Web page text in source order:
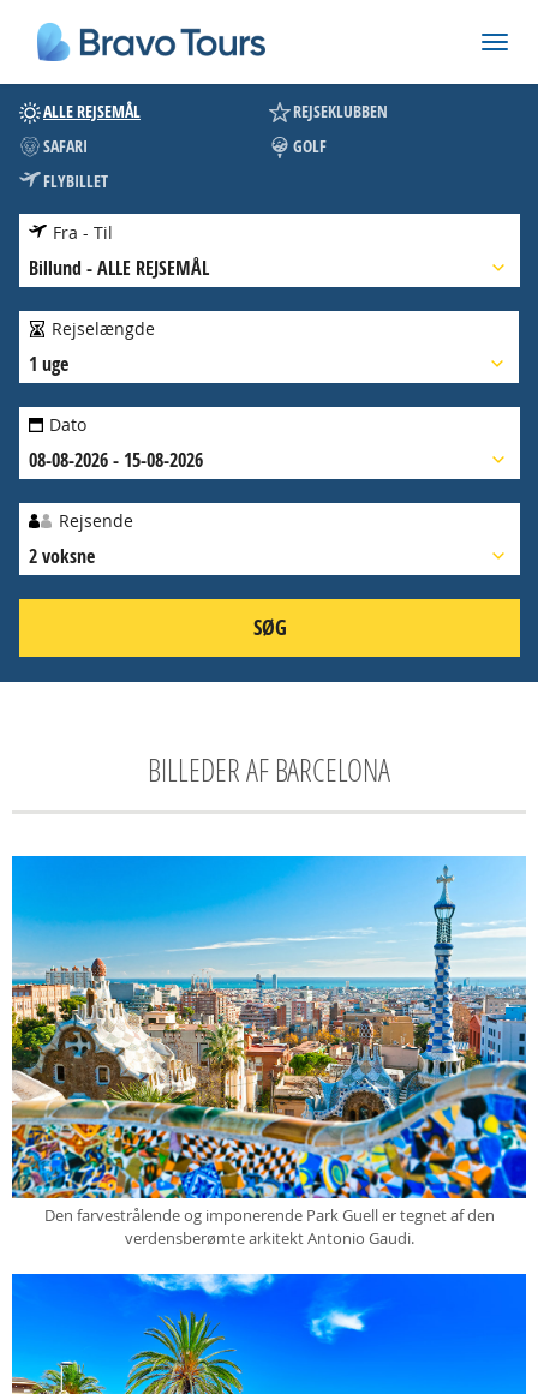
ALLE REJSEMÅL
REJSEKLUBBEN
SAFARI
GOLF
FLYBILLET
Fra - Til
Billund -ALLE REJSEMÅL
Rejselængde
1 uge
Dato
08-08-2026 - 15-08-2026
Rejsende
2 voksne
SØG
BILLEDER AF BARCELONA
Den farvestrålende og imponerende Park Guell er tegnet af den
verdensberømte arkitekt Antonio Gaudi.